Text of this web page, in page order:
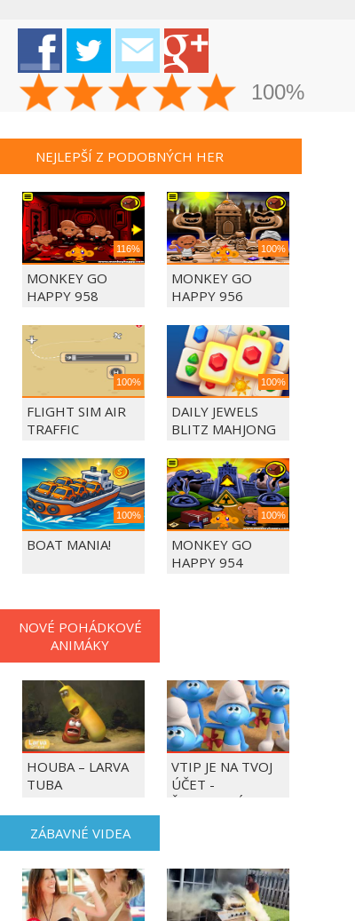
100%
NEJLEPŠÍ Z PODOBNÝCH HER
116%
MONKEY GO
HAPPY 958
100%
MONKEY GO
HAPPY 956
100%
FLIGHT SIM AIR
TRAFFIC
100%
DAILY JEWELS
BLITZ MAHJONG
100%
BOAT MANIA!
100%
MONKEY GO
HAPPY 954
NOVÉ POHÁDKOVÉ
ANIMÁKY
HOUBA – LARVA
TUBA
VTIP JE NA TVOJ
ÚČET -
ŠMOULOVÉ
ZÁBAVNÉ VIDEA